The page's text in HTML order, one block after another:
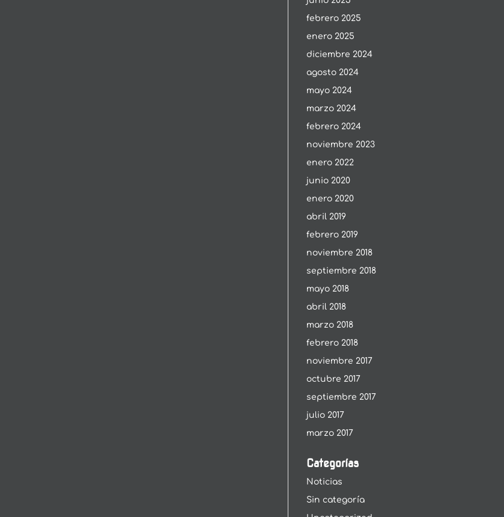
febrero 2025
enero 2025
diciembre 2024
agosto 2024
mayo 2024
marzo 2024
febrero 2024
noviembre 2023
enero 2022
junio 2020
enero 2020
abril 2019
febrero 2019
noviembre 2018
septiembre 2018
mayo 2018
abril 2018
marzo 2018
febrero 2018
noviembre 2017
octubre 2017
septiembre 2017
julio 2017
marzo 2017
Categorías
Noticias
Sin categoría